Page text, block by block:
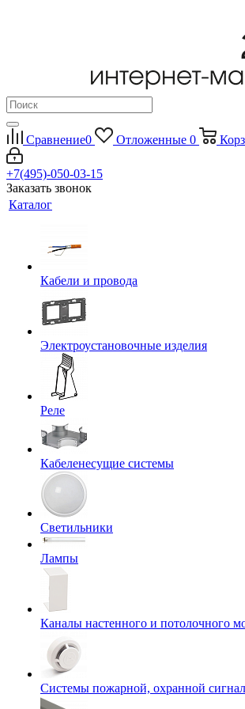
Сравнение0 Отложенные 0
+7(495)-050-03-15
Заказать звонок
Каталог
Кабели и провода
Электроустановочные изделия
Реле
Кабеленесущие системы
Светильники
Лампы
Каналы настенного и потолочного
Системы пожарной, охранной